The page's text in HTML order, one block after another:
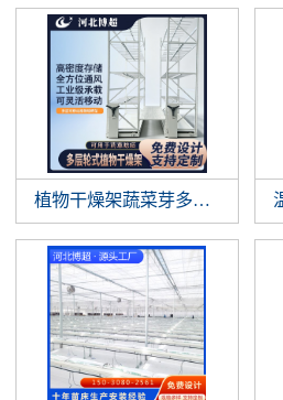
植物干燥架蔬菜芽多层垂直悬